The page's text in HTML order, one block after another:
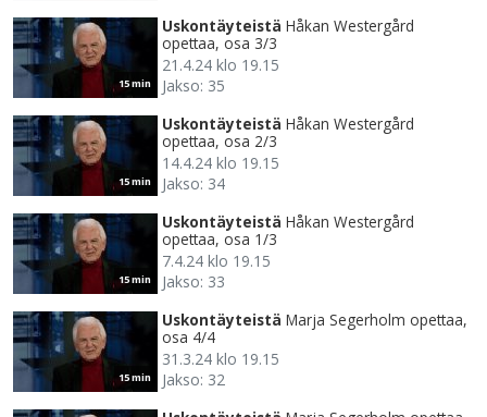
15 min
Uskontäyteistä Håkan Westergård
opettaa, osa 3/3
21.4.24 klo 19.15
Jakso: 35
15 min
Uskontäyteistä Håkan Westergård
opettaa, osa 2/3
14.4.24 klo 19.15
Jakso: 34
15 min
Uskontäyteistä Håkan Westergård
opettaa, osa 1/3
7.4.24 klo 19.15
Jakso: 33
15 min
Uskontäyteistä Marja Segerholm opettaa,
osa 4/4
31.3.24 klo 19.15
Jakso: 32